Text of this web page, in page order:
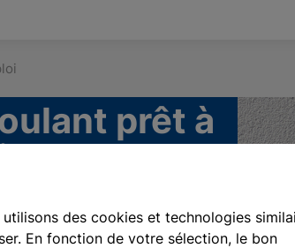
des cookies et technologies
En fonction de votre sélection, le bon
prêt à